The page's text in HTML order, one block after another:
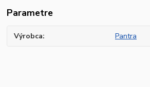
Parametre
Výrobca Pantra